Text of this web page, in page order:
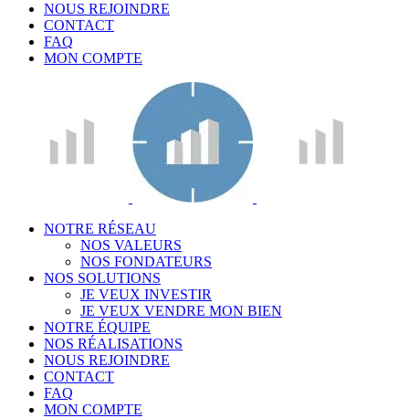
NOUS REJOINDRE
CONTACT
FAQ
MON COMPTE
NOTRE RÉSEAU
NOS VALEURS
NOS FONDATEURS
NOS SOLUTIONS
JE VEUX INVESTIR
JE VEUX VENDRE MON BIEN
NOTRE ÉQUIPE
NOS RÉALISATIONS
NOUS REJOINDRE
CONTACT
FAQ
MON COMPTE